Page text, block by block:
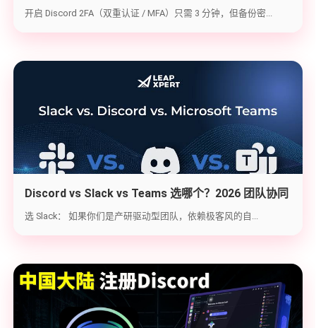
钥备份与炸号救急（2026实战版）
开启 Discord 2FA（双重认证 / MFA）只需 3 分钟，但备份密...
Discord vs Slack vs Teams 选哪个？2026 团队协同
工具实战选型指南
选 Slack： 如果你们是产研驱动型团队，依赖极客风的自...